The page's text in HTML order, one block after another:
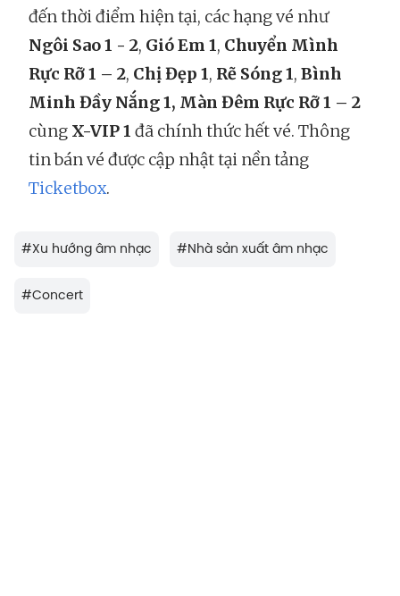
đến thời điểm hiện tại, các hạng vé như
Ngôi Sao 1 - 2, Gió Em 1, Chuyển Mình
Rực Rỡ 1 – 2, Chị Đẹp 1, Rẽ Sóng 1, Bình
Minh Đầy Nắng 1, Màn Đêm Rực Rỡ 1 – 2
cùng X-VIP 1 đã chính thức hết vé. Thông
tin bán vé được cập nhật tại nền tảng
Ticketbox.
#Xu hướng âm nhạc #Nhà sản xuất âm nhạc
#Concert